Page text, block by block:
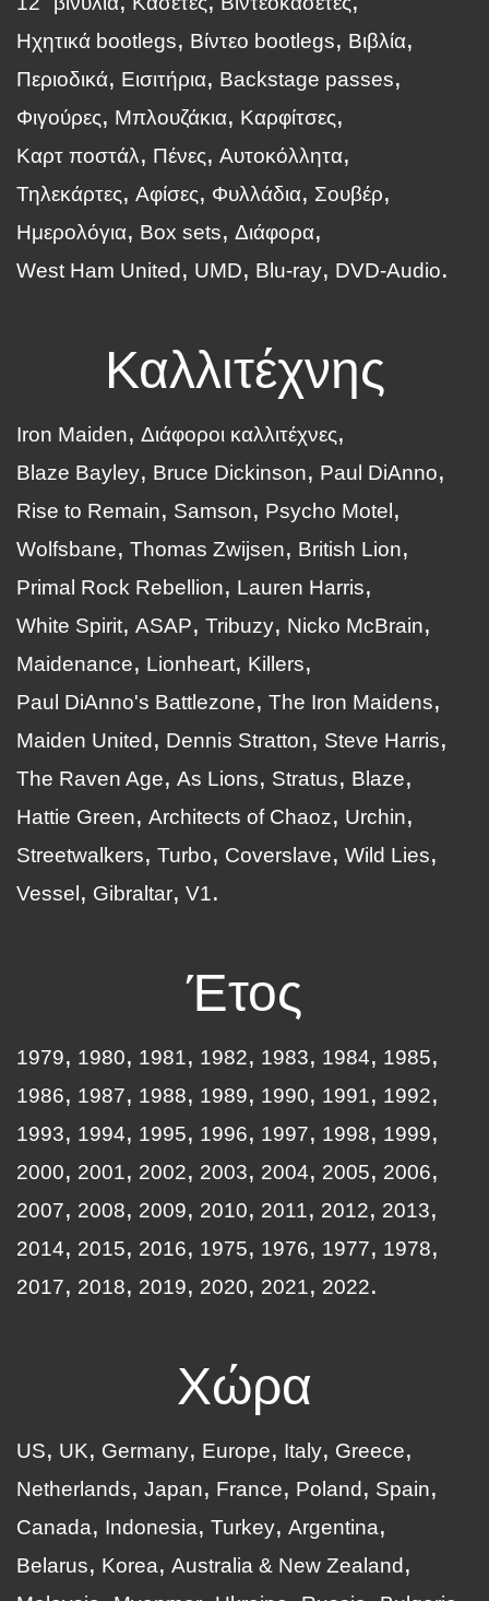
Ηχητικά bootlegs
Βίντεο bootlegs
Βιβλία
Περιοδικά
Εισιτήρια
Backstage passes
Φιγούρες
Μπλουζάκια
Καρφίτσες
Καρτ ποστάλ
Πένες
Αυτοκόλλητα
Τηλεκάρτες
Αφίσες Φυλλάδια
Σουβέρ
Ημερολόγια
Box sets
Διάφορα
West Ham United
UMD Blu-ray DVD-Audio
Καλλιτέχνης
Iron Maiden
Διάφοροι καλλιτέχνες
Blaze Bayley
Bruce Dickinson
Paul DiAnno
Rise to Remain
Samson
Psycho Motel
Wolfsbane
Thomas Zwijsen
British Lion
Primal Rock Rebellion
Lauren Harris
White Spirit ASAP Tribuzy
Nicko McBrain
Maidenance
Lionheart
Killers
Paul DiAnno's Battlezone
The Iron Maidens
Maiden United
Dennis Stratton
Steve Harris
The Raven Age
As Lions Stratus
Blaze
Hattie Green
Architects of Chaoz
Urchin
Streetwalkers
Turbo Coverslave
Wild Lies
Vessel
Gibraltar V1
Έτος
1979 1980 1981 1982 1983 1984
1985
1986
1987 1988 1989 1990 1991
1992
1993
1994 1995 1996 1997 1998
1999
2000
2001 2002 2003 2004 2005
2006
2007
2008 2009 2010 2011 2012
2013
2014
2015 2016 1975 1976 1977
1978
2017
2018 2019 2020 2021 2022
Χώρα
US UK Germany Europe Italy
Greece
Netherlands
Japan France Poland
Spain
Canada
Indonesia Turkey Argentina
Belarus
Korea
Australia & New Zealand